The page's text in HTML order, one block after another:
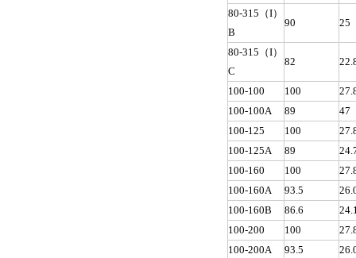
80-315（I）
B
90 25
80-315（I）
C
82
100-100 100
100-100A
89
47
100-125
100
100-125A
89
100-160
100
100-160A
93.5
100-160B
86.6
100-200
100
100-200A
93.5